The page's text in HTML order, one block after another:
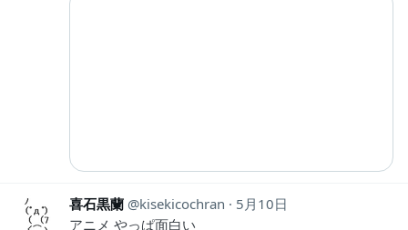
喜石黒蘭 kisekicochran
5月10日
アニメ やっぱ面白い